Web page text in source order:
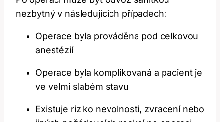
nezbytný v následujících případech:
Operace byla prováděna pod celkovou
anestézií
Operace byla komplikovaná a pacient je
ve velmi slabém stavu
Existuje riziko nevolnosti, zvracení nebo